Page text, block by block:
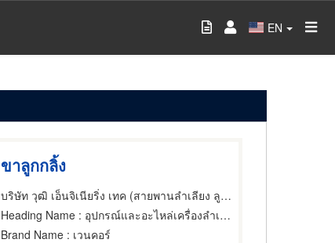
EN
ขาลูกกลิ้ง
บริษัท วุฒิ เอ็นจิเนียริ่ง เทค (สายพานลำเลียง ลูกกลิ้ง) จำกัด
Heading Name : อุปกรณ์และอะไหล่เครื่องลำเลียง,ผู้รับเหมาติดตั้ง สำหรับโรงงานอุตสาหกรรมฉนวน,ขายส่งและผู้ผลิตชิ้นส่วนและอะไหล่เครื่องจักรกล
Brand Name : เวนคอร์